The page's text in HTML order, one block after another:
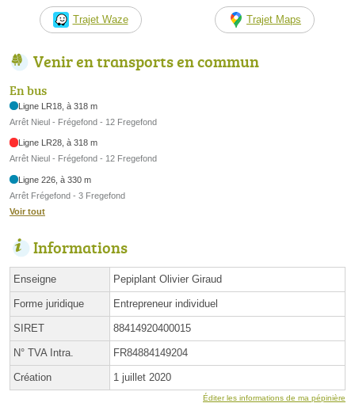
Trajet Waze Trajet Maps
Venir en transports en commun
En bus
Ligne LR18, à 318 m
Arrêt Nieul - Frégefond - 12 Fregefond
Ligne LR28, à 318 m
Arrêt Nieul - Frégefond - 12 Fregefond
Ligne 226, à 330 m
Arrêt Frégefond - 3 Fregefond
Voir tout
Informations
Enseigne Pepiplant Olivier Giraud
Forme juridique Entrepreneur individuel
SIRET 88414920400015
N° TVA Intra. FR84884149204
Création 1 juillet 2020
Éditer les informations de ma pépinière